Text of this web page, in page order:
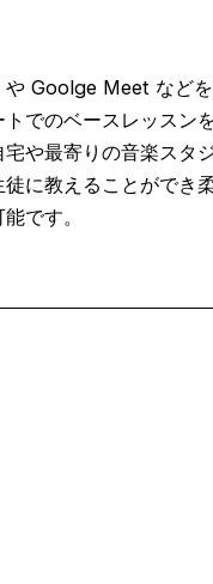
Goolge Meet など
トでのベースレッスン
宅や最寄りの音楽スタ
徒に教えることができ
です。